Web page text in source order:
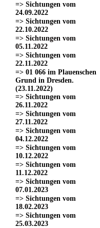
=> Sichtungen vom
24.09.2022
=> Sichtungen vom
22.10.2022
=> Sichtungen vom
05.11.2022
=> Sichtungen vom
22.11.2022
=> 01 066 im Plauenschen
Grund in Dresden.
(23.11.2022)
=> Sichtungen vom
26.11.2022
=> Sichtungen vom
27.11.2022
=> Sichtungen vom
04.12.2022
=> Sichtungen vom
10.12.2022
=> Sichtungen vom
11.12.2022
=> Sichtungen vom
07.01.2023
=> Sichtungen vom
18.02.2023
=> Sichtungen vom
25.03.2023